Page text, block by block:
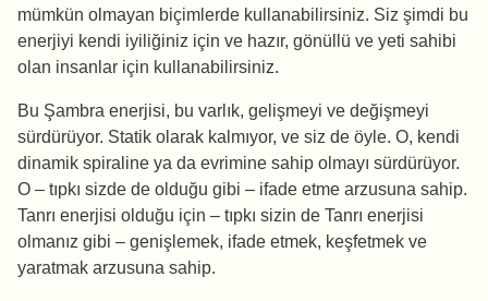
mümkün olmayan biçimlerde kullanabilirsiniz. Siz şimdi bu
enerjiyi kendi iyiliğiniz için ve hazır, gönüllü ve yeti sahibi
olan insanlar için kullanabilirsiniz.
Bu Şambra enerjisi, bu varlık, gelişmeyi ve değişmeyi
sürdürüyor. Statik olarak kalmıyor, ve siz de öyle. O, kendi
dinamik spiraline ya da evrimine sahip olmayı sürdürüyor.
O – tıpkı sizde de olduğu gibi – ifade etme arzusuna sahip.
Tanrı enerjisi olduğu için – tıpkı sizin de Tanrı enerjisi
olmanız gibi – genişlemek, ifade etmek, keşfetmek ve
yaratmak arzusuna sahip.